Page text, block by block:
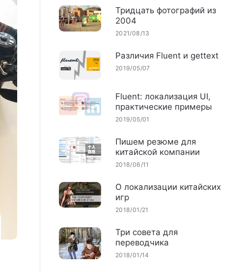
Тридцать фотографий из
2004
2021/08/13
Различия Fluent и gettext
2019/05/07
Fluent: локализация UI,
практические примеры
2019/05/01
Пишем резюме для
китайской компании
2018/06/11
О локализации китайских
игр
2018/01/21
Три совета для
переводчика
2018/01/14